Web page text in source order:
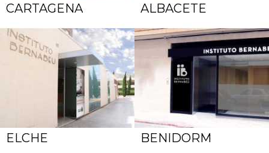
CARTAGENA ALBACETE
ELCHE BENIDORM